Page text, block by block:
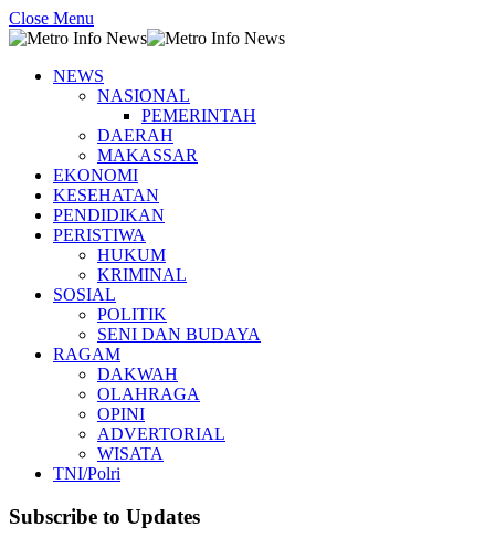
Close Menu
NEWS
NASIONAL
PEMERINTAH
DAERAH
MAKASSAR
EKONOMI
KESEHATAN
PENDIDIKAN
PERISTIWA
HUKUM
KRIMINAL
SOSIAL
POLITIK
SENI DAN BUDAYA
RAGAM
DAKWAH
OLAHRAGA
OPINI
ADVERTORIAL
WISATA
TNI/Polri
Subscribe to Updates